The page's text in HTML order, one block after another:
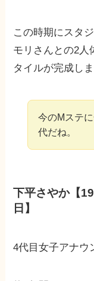
この時期にスタ
モリさんとの2人
タイルが完成しま
今のMステ
代だね。
下平さやか【
日】
4代目女子アナウ